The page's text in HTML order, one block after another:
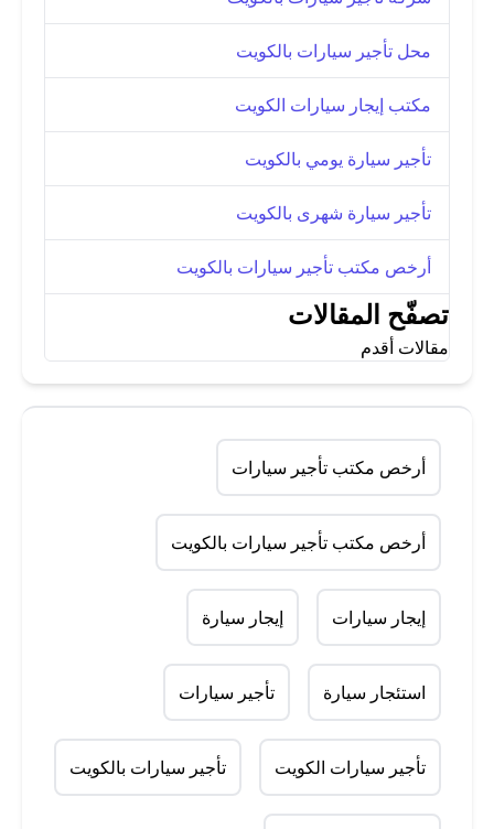
محل تأجير سيارات بالكويت
مكتب إيجار سيارات الكويت
تأجير سيارة يومي بالكويت
تأجير سيارة شهرى بالكويت
أرخص مكتب تأجير سيارات بالكويت
تصفّح المقالات
مقالات أقدم
أرخص مكتب تأجير سيارات
أرخص مكتب تأجير سيارات بالكويت
إيجار سيارات إيجار سيارة
استئجار سيارة تأجير سيارات
تأجير سيارات الكويت تأجير سيارات بالكويت